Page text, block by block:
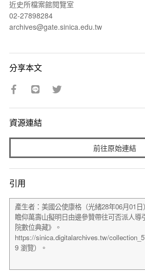
近史所檔案館閱覽室
02-27898284
archives@gate.sinica.edu.tw
分享本文
資源連結
前往原始連結
引用